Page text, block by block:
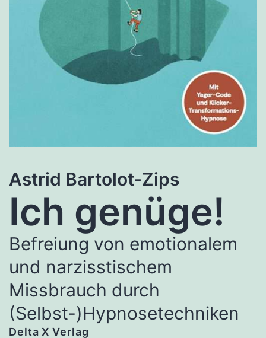
Astrid Bartolot-Zips
Ich genüge!
Befreiung von emotionalem
und narzisstischem
Missbrauch durch
(Selbst-)Hypnosetechniken
Delta X Verlag